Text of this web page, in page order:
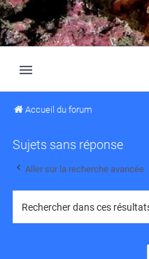
Accueil du forum
Sujets sans réponse
Aller sur la recherche avancée